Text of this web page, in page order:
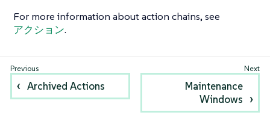
For more information about action chains, see
アクション.
Archived Actions
Maintenance
Windows